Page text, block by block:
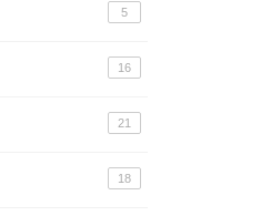
5
16
21
18